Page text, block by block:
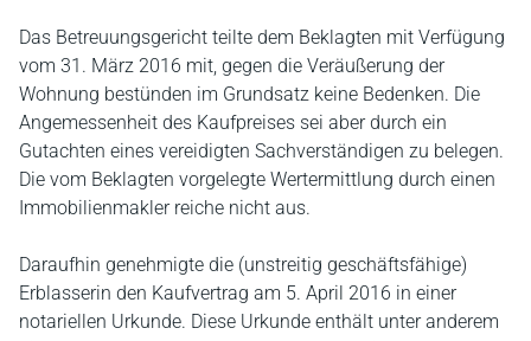
Das Betreuungsgericht teilte dem Beklagten mit Verfügung
vom 31. März 2016 mit, gegen die Veräußerung der
Wohnung bestünden im Grundsatz keine Bedenken. Die
Angemessenheit des Kaufpreises sei aber durch ein
Gutachten eines vereidigten Sachverständigen zu belegen.
Die vom Beklagten vorgelegte Wertermittlung durch einen
Immobilienmakler reiche nicht aus.
Daraufhin genehmigte die (unstreitig geschäftsfähige)
Erblasserin den Kaufvertrag am 5. April 2016 in einer
notariellen Urkunde. Diese Urkunde enthält unter anderem